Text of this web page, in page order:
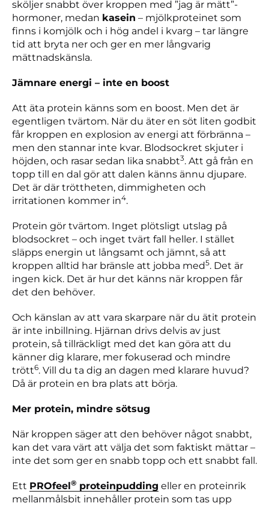
sköljer snabbt över kroppen med ”jag är mätt”-
hormoner, medan kasein – mjölkproteinet som
finns i komjölk och i hög andel i kvarg – tar längre
tid att bryta ner och ger en mer långvarig
mättnadskänsla.
Jämnare energi – inte en boost
Att äta protein känns som en boost. Men det är
egentligen tvärtom. När du äter en söt liten godbit
får kroppen en explosion av energi att förbränna –
men den stannar inte kvar. Blodsockret skjuter i
höjden, och rasar sedan lika snabbt3. Att gå från en
topp till en dal gör att dalen känns ännu djupare.
Det är där tröttheten, dimmigheten och
irritationen kommer in4.
Protein gör tvärtom. Inget plötsligt utslag på
blodsockret – och inget tvärt fall heller. I stället
släpps energin ut långsamt och jämnt, så att
kroppen alltid har bränsle att jobba med5. Det är
ingen kick. Det är hur det känns när kroppen får
det den behöver.
Och känslan av att vara skarpare när du ätit protein
är inte inbillning. Hjärnan drivs delvis av just
protein, så tillräckligt med det kan göra att du
känner dig klarare, mer fokuserad och mindre
trött6. Vill du ta dig an dagen med klarare huvud?
Då är protein en bra plats att börja.
Mer protein, mindre sötsug
När kroppen säger att den behöver något snabbt,
kan det vara värt att välja det som faktiskt mättar –
inte det som ger en snabb topp och ett snabbt fall.
Ett PROfeel® proteinpudding eller en proteinrik
mellanmålsbit innehåller protein som tas upp